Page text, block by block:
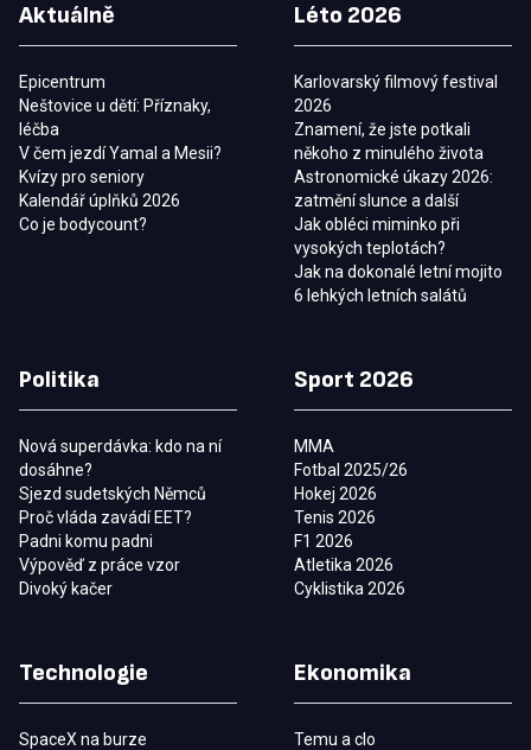
Aktuálně
Epicentrum
Neštovice u dětí: Příznaky,
léčba
V čem jezdí Yamal a Mesii?
Kvízy pro seniory
Kalendář úplňků 2026
Co je bodycount?
Léto 2026
Karlovarský filmový festival
2026
Znamení, že jste potkali
někoho z minulého života
Astronomické úkazy 2026:
zatmění slunce a další
Jak obléci miminko při
vysokých teplotách?
Jak na dokonalé letní mojito
6 lehkých letních salátů
Politika
Nová superdávka: kdo na ní
dosáhne?
Sjezd sudetských Němců
Proč vláda zavádí EET?
Padni komu padni
Výpověď z práce vzor
Divoký kačer
Sport 2026
MMA
Fotbal 2025/26
Hokej 2026
Tenis 2026
F1 2026
Atletika 2026
Cyklistika 2026
Technologie
SpaceX na burze
Ekonomika
Temu a clo